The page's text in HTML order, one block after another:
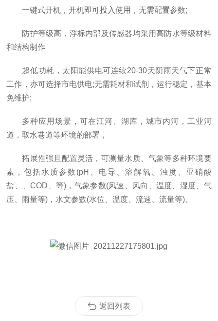
一键式开机，开机即可投入使用，无需配置参数;
防护等级高，浮标内部及传感器均采用高防水等级材料
和结构制作
超低功耗，太阳能供电可连续20-30天阴雨天气下正常
工作，亦可选择市电供电;无需耗材和试剂，运行稳定，基本
免维护;
多种应用场景，可在江河、湖库，城市内河，工业河
道，取水巷道等环境的部署，
拓展性强且配置灵活，可测量水质、气象等多种环境要
素，包括水质参数(pH、电导、溶解氧、浊度、亚硝酸
盐、、COD、等)，气象参数(风速、风向、温度、湿度、气
压、雨量等)，水文参数(水位、温度、流速、流量等)。
返回列表